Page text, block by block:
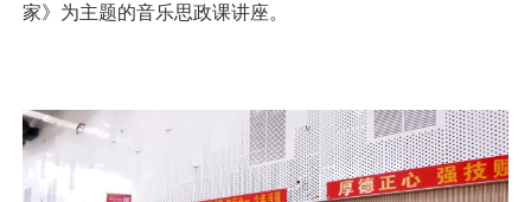
家》为主题的音乐思政课讲座。